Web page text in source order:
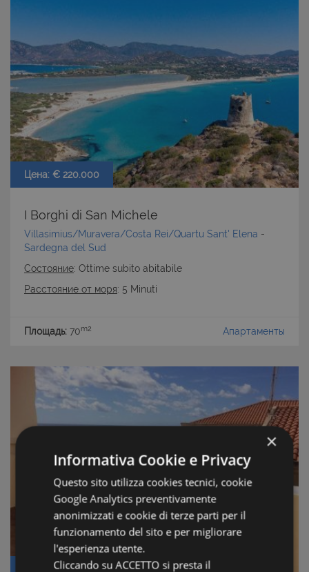
Цена: € 220.000
I Borghi di San Michele
Villasimius/Muravera/Costa Rei/Quartu Sant' Elena -
Sardegna del Sud
Состояние: Ottime subito abitabile
Расстояние от моря: 5 Minuti
Площадь: 70m2 Апартаменты
Цена: € 250.000
×
Informativa Cookie e Privacy
Questo sito utilizza cookies tecnici, cookie
Google Analytics preventivamente
anonimizzati e cookie di terze parti per il
funzionamento del sito e per migliorare
l'esperienza utente.
Cliccando su ACCETTO si presta il